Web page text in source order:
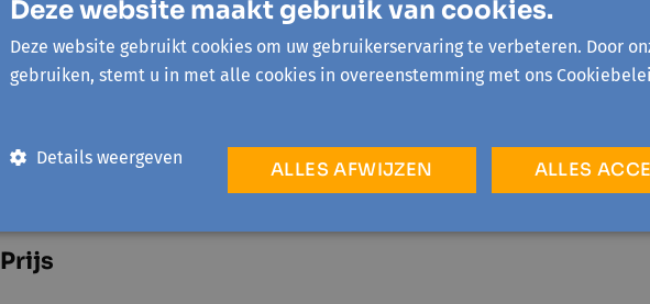
CC De Ploter
Kerkstraat 4
Prijs
Deze website maakt gebruik van cookies.
Deze website gebruikt cookies om uw gebruikerservaring te verbeteren. Door
gebruiken, stemt u in met alle cookies in overeenstemming met ons
ALLES
ALLES AFWIJZEN
Details weergeven